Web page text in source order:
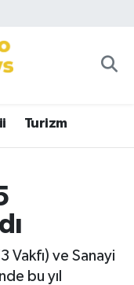
Turizm
Vakfı) ve Sanayi
bu yıl